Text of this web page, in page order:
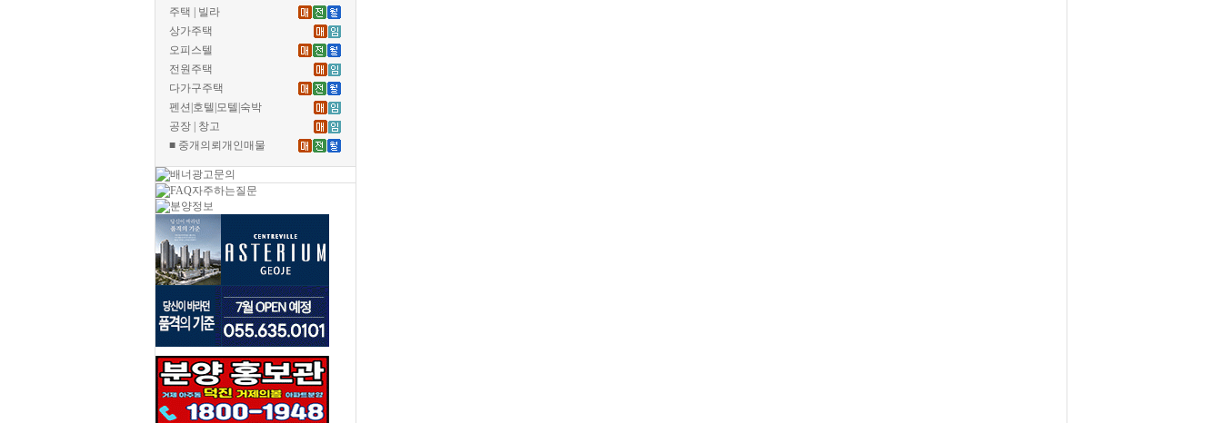
주택 | 빌라
상가주택
오피스텔
전원주택
다가구주택
펜션|호텔|모텔|숙박
공장 | 창고
■ 중개의뢰개인매물